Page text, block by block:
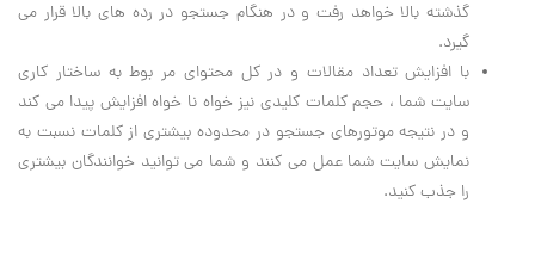
گذشته بالا خواهد رفت و در هنگام جستجو در رده هاي بالا قرار مي
گيرد.
با افزايش تعداد مقالات و در کل محتواي مر بوط به ساختار کاري
سايت شما ، حجم کلمات کليدي نيز خواه نا خواه افزايش پيدا مي کند
و در نتيجه موتورهاي جستجو در محدوده بيشتري از کلمات نسبت به
نمايش سايت شما عمل مي کنند و شما مي توانيد خوانندگان بيشتري
را جذب کنيد.